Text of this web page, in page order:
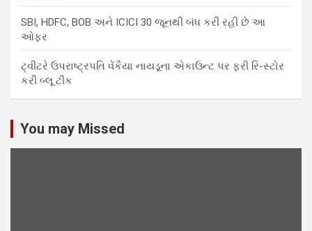
SBI, HDFC, BOB અને ICICI 30 જૂનથી બંધ કરી રહી છે આ
ઓફર
ટ્વીટરે ઉપરાષ્ટ્રપતિ વેંકૈયા નાયડૂના એકાઉન્ટ પર ફરી રિ-સ્ટોર
કરી બ્લૂ ટીક
You may Missed